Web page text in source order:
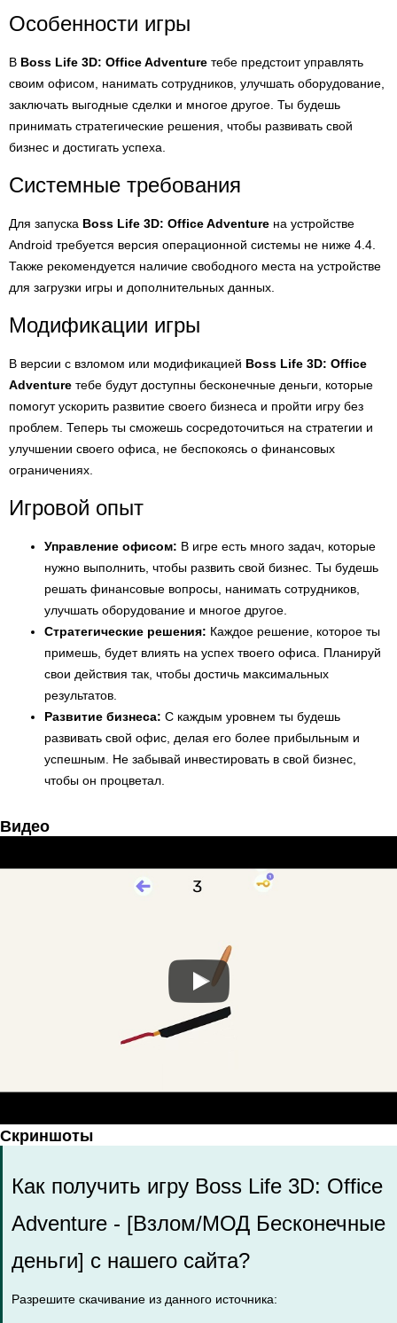
Особенности игры
В Boss Life 3D: Office Adventure тебе предстоит управлять
своим офисом, нанимать сотрудников, улучшать оборудование,
заключать выгодные сделки и многое другое. Ты будешь
принимать стратегические решения, чтобы развивать свой
бизнес и достигать успеха.
Системные требования
Для запуска Boss Life 3D: Office Adventure на устройстве
Android требуется версия операционной системы не ниже 4.4.
Также рекомендуется наличие свободного места на устройстве
для загрузки игры и дополнительных данных.
Модификации игры
В версии с взломом или модификацией Boss Life 3D: Office
Adventure тебе будут доступны бесконечные деньги, которые
помогут ускорить развитие своего бизнеса и пройти игру без
проблем. Теперь ты сможешь сосредоточиться на стратегии и
улучшении своего офиса, не беспокоясь о финансовых
ограничениях.
Игровой опыт
Управление офисом: В игре есть много задач, которые
нужно выполнить, чтобы развить свой бизнес. Ты будешь
решать финансовые вопросы, нанимать сотрудников,
улучшать оборудование и многое другое.
Стратегические решения: Каждое решение, которое ты
примешь, будет влиять на успех твоего офиса. Планируй
свои действия так, чтобы достичь максимальных
результатов.
Развитие бизнеса: С каждым уровнем ты будешь
развивать свой офис, делая его более прибыльным и
успешным. Не забывай инвестировать в свой бизнес,
чтобы он процветал.
Видео
Скриншоты
Как получить игру Boss Life 3D: Office
Adventure - [Взлом/МОД Бесконечные
деньги] с нашего сайта?
Разрешите скачивание из данного источника: